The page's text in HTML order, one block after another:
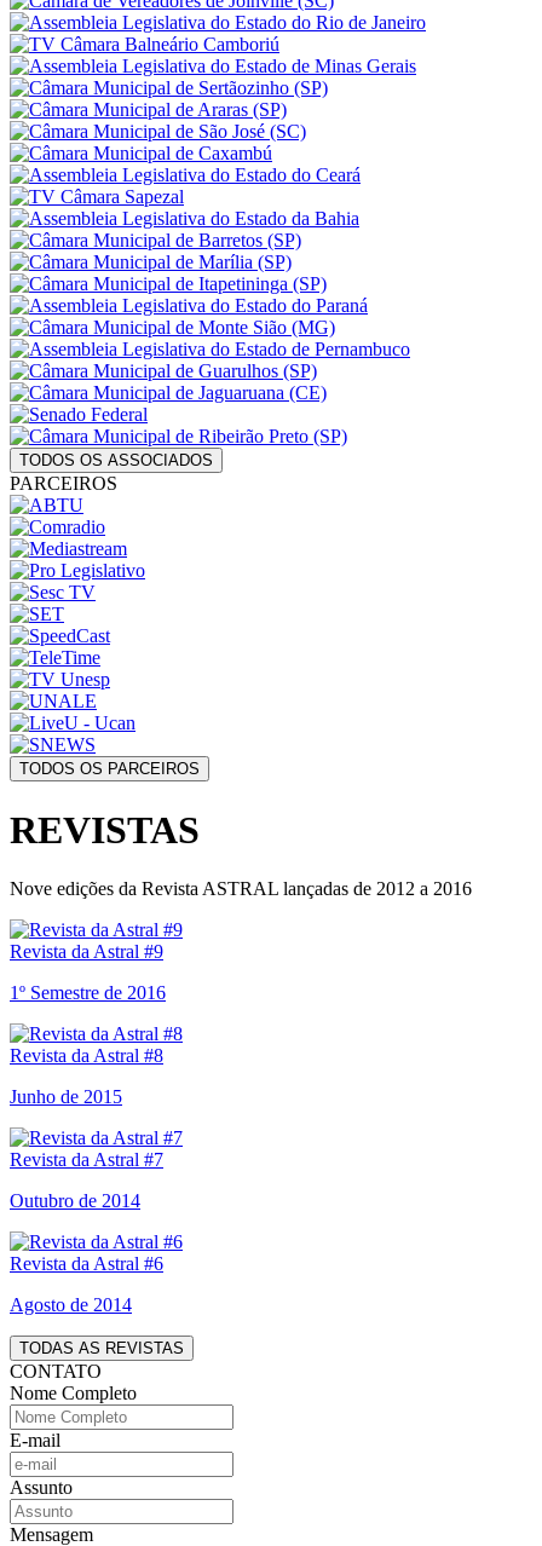
TODOS OS ASSOCIADOS
PARCEIROS
TODOS OS PARCEIROS
REVISTAS
Nove edições da Revista ASTRAL lançadas de 2012 a 2016
Revista da Astral #9
1º Semestre de 2016
Revista da Astral #8
Junho de 2015
Revista da Astral #7
Outubro de 2014
Revista da Astral #6
Agosto de 2014
TODAS AS REVISTAS
CONTATO
Nome Completo
E-mail
Assunto
Mensagem